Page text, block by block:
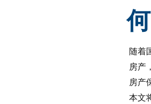
随着
房产
房产
本文